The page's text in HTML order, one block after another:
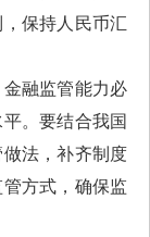
保持人民币汇
融监管能力必
。要结合我国
法，补齐制度
方式，确保监